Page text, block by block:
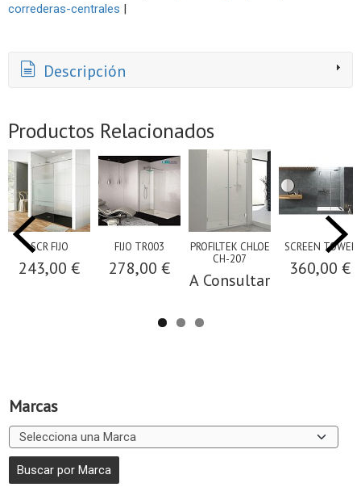
Marcas
correderas-centrales
Descripción
Productos Relacionados
SCR FIJO
243,00 €
FIJO TR003
278,00 €
PROFILTEK CHLOE
CH-207
A Consultar
SCREEN TOWEL
360,00 €